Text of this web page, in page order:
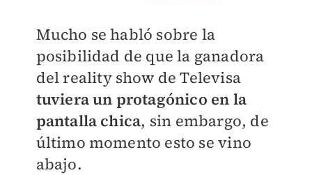
Mucho se habló sobre la
posibilidad de que la ganadora
del reality show de Televisa
tuviera un protagónico en la
pantalla chica, sin embargo, de
último momento esto se vino
abajo.